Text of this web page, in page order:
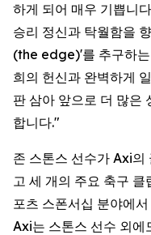
하게 되어 매우 기쁩니
승리 정신과 탁월함을
(the edge)'를 추구하는
희의 헌신과 완벽하게
판 삼아 앞으로 더 많은
합니다."
존 스톤스 선수가 Axi의
고 세 개의 주요 축구
포츠 스폰서십 분야에
Axi는 스톤스 선수 외에